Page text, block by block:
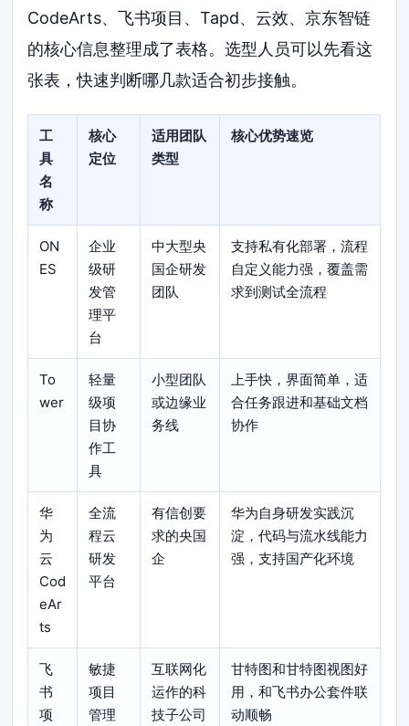
CodeArts、飞书项目、Tapd、云效、京东智链
的核心信息整理成了表格。选型人员可以先看这
张表，快速判断哪几款适合初步接触。
工
具
名
称
核心
定位
适用团队
类型
核心优势速览
ON
ES
企业
级研
发管
理平
台
中大型央
国企研发
团队
支持私有化部署，流程
自定义能力强，覆盖需
求到测试全流程
To
wer
轻量
级项
目协
作工
具
小型团队
或边缘业
务线
上手快，界面简单，适
合任务跟进和基础文档
协作
华
为
云
Cod
eAr
ts
全流
程云
研发
平台
有信创要
求的央国
企
华为自身研发实践沉
淀，代码与流水线能力
强，支持国产化环境
飞
书
项
敏捷
项目
管理
互联网化
运作的科
技子公司
甘特图和甘特图视图好
用，和飞书办公套件联
动顺畅